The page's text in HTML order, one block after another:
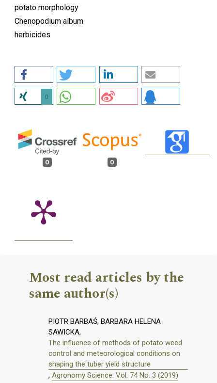
potato morphology
Chenopodium album
herbicides
0
0 0
Most read articles by the
same author(s)
PIOTR BARBAŚ, BARBARA HELENA
SAWICKA,
The influence of methods of potato weed
control and meteorological conditions on
shaping the tuber yield structure
, Agronomy Science: Vol. 74 No. 3 (2019)